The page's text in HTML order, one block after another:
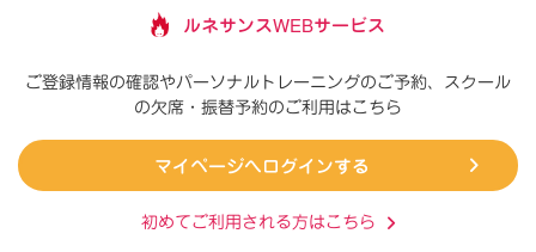
ルネサンスWEBサービス
ご登録情報の確認やパーソナルトレーニングのご予約、 スクール
の欠席・振替予約のご利用はこちら
マイページへログインする
初めてご利用される方はこちら